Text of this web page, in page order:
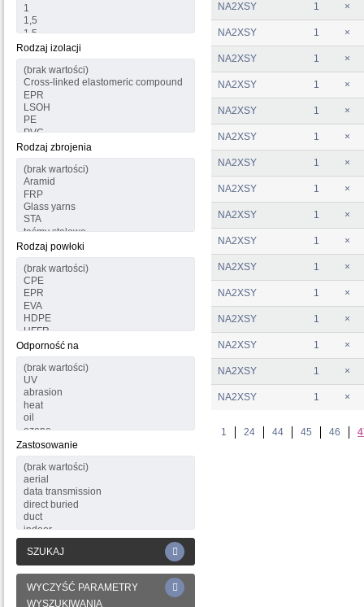
Rodzaj izolacji
Rodzaj zbrojenia
Rodzaj powłoki
Odporność na
Zastosowanie
SZUKAJ
WYCZYŚĆ PARAMETRY
WYSZUKIWANIA
NA2XSY 1 ×
NA2XSY 1 ×
NA2XSY 1 ×
NA2XSY 1 ×
NA2XSY 1 ×
NA2XSY 1 ×
NA2XSY 1 ×
NA2XSY 1 ×
NA2XSY 1 ×
NA2XSY 1 ×
NA2XSY 1 ×
NA2XSY 1 ×
NA2XSY 1 ×
NA2XSY 1 ×
NA2XSY 1 ×
NA2XSY 1 ×
1 24 44 45 46